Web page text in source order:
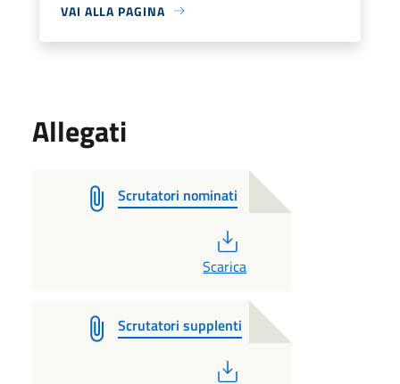
VAI ALLA PAGINA
Allegati
Scrutatori nominati
Scarica
Scrutatori supplenti